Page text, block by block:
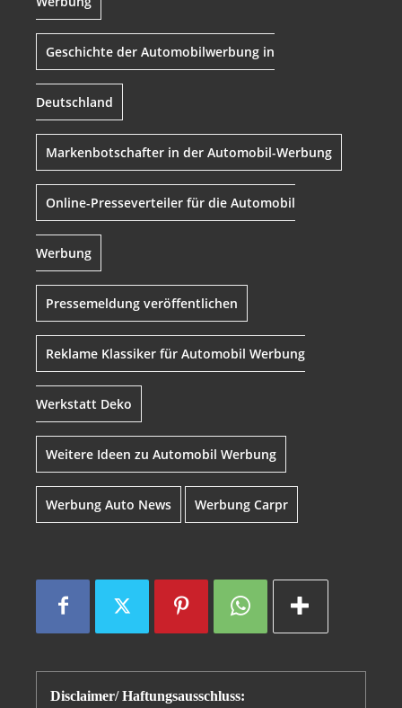
Geschichte der Automobilwerbung in
Deutschland
Markenbotschafter in der Automobil-Werbung
Online-Presseverteiler für die Automobil
Werbung
Pressemeldung veröffentlichen
Reklame Klassiker für Automobil Werbung
Werkstatt Deko
Weitere Ideen zu Automobil Werbung
Werbung Auto News Werbung Carpr
Disclaimer/ Haftungsausschluss: